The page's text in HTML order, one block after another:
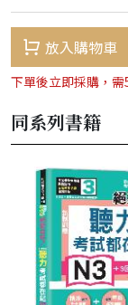
放入購物車
下單後立即採購，需
同系列書籍